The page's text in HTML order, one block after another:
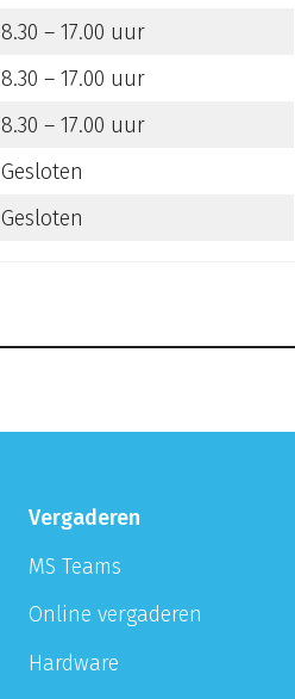
8.30 – 17.00 uur
8.30 – 17.00 uur
8.30 – 17.00 uur
Gesloten
Gesloten
Vergaderen
MS Teams
Online vergaderen
Hardware